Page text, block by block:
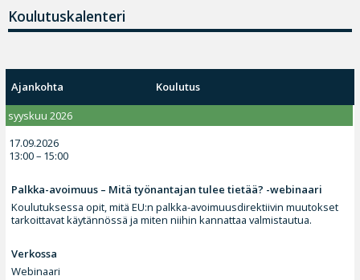
Koulutuskalenteri
Ajankohta
Koulutus
syyskuu 2026
17.09.2026
13:00 – 15:00
Palkka-avoimuus – Mitä työnantajan tulee tietää? -webinaari
Koulutuksessa opit, mitä EU:n palkka-avoimuusdirektiivin muutokset
tarkoittavat käytännössä ja miten niihin kannattaa valmistautua.
Verkossa
Webinaari